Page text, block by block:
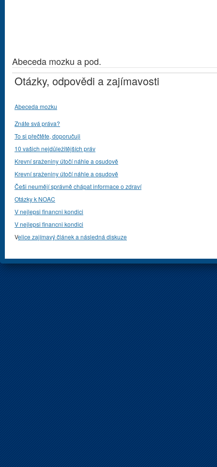
Abeceda mozku a pod.
Otázky, odpovědi a zajímavosti
Abeceda mozku
Znáte svá práva?
To si přečtěte, doporučuji
10 vašich nejdůležitějších práv
Krevní sraženiny útočí náhle a osudově
Krevní sraženiny útočí náhle a osudově
Češi neumějí správně chápat informace o zdraví
Otázky k NOAC
V nejlepsi financni kondici
V nejlepsi financni kondici
Velice zajímavý článek a následná diskuze